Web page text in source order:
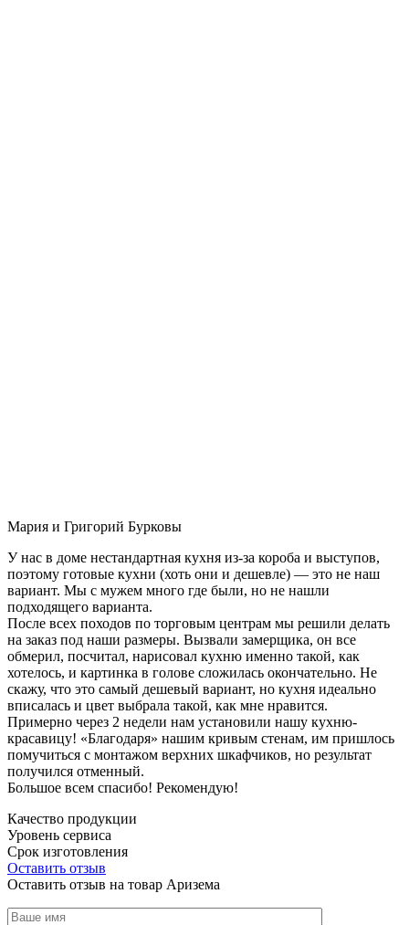
Мария и Григорий Бурковы
У нас в доме нестандартная кухня из-за короба и выступов,
поэтому готовые кухни (хоть они и дешевле) — это не наш
вариант. Мы с мужем много где были, но не нашли
подходящего варианта.
После всех походов по торговым центрам мы решили делать
на заказ под наши размеры. Вызвали замерщика, он все
обмерил, посчитал, нарисовал кухню именно такой, как
хотелось, и картинка в голове сложилась окончательно. Не
скажу, что это самый дешевый вариант, но кухня идеально
вписалась и цвет выбрала такой, как мне нравится.
Примерно через 2 недели нам установили нашу кухню-
красавицу! «Благодаря» нашим кривым стенам, им пришлось
помучиться с монтажом верхних шкафчиков, но результат
получился отменный.
Большое всем спасибо! Рекомендую!
Качество продукции
Уровень сервиса
Срок изготовления
Оставить отзыв
Оставить отзыв на товар Аризема